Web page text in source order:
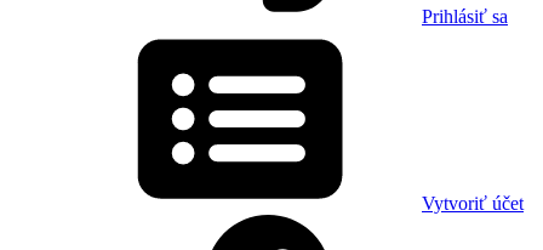
Prihlásiť sa
Vytvoriť účet